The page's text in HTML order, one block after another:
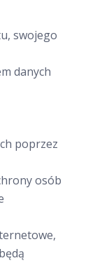
swojego
danych
poprzez
osób